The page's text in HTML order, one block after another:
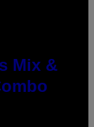
Mix &